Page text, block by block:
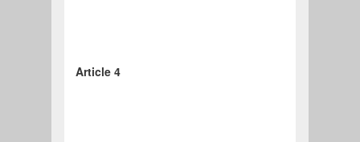
Article 4